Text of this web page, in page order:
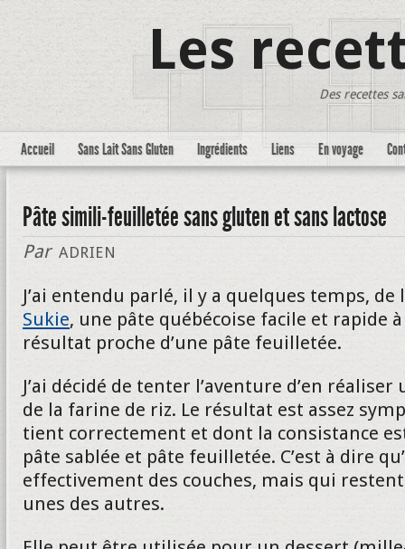
Les
Des recettes
Accueil Sans Lait Sans Gluten Ingrédients Liens En voyage
Pâte simili-feuilletée sans gluten et sans lactose
Par ADRIEN
J’ai entendu parlé, il y a quelques temps, de
Sukie, une pâte québécoise facile et rapide
résultat proche d’une pâte feuilletée.
J’ai décidé de tenter l’aventure d’en
de la farine de riz. Le résultat est assez
tient correctement et dont la consistance
pâte sablée et pâte feuilletée. C’est à dire
effectivement des couches, mais qui
unes des autres.